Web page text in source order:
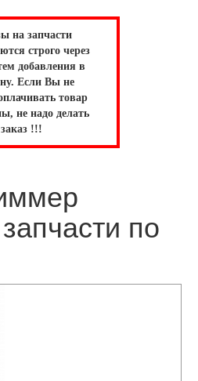
на запчасти
строго через
добавления в
Если Вы не
товар
не надо делать
заказ !!!
по